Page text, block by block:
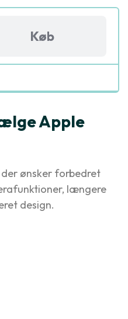
Køb
Apple
der ønsker forbedret
længere
design.